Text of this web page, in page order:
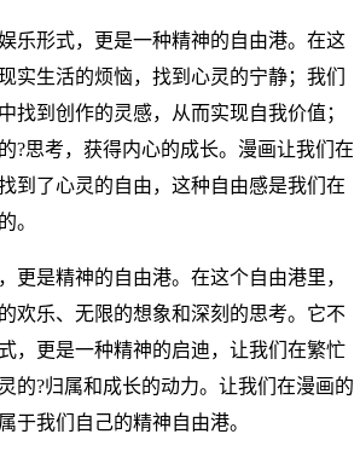
乐形式，更是一种精神的自由港。在这
实生活的烦恼，找到心灵的宁静；我们
找到创作的灵感，从而实现自我价值；
?思考，获得内心的成长。漫画让我们在
到了心灵的自由，这种自由感是我们在
。
更是精神的自由港。在这个自由港里，
欢乐、无限的想象和深刻的思考。它不
，更是一种精神的启迪，让我们在繁忙
的?归属和成长的动力。让我们在漫画的
于我们自己的精神自由港。